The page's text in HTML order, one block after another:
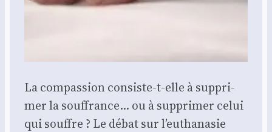
La com­pas­sion consiste-t-elle à sup­pri­
mer la souf­france… ou à sup­pri­mer celui
qui souffre ? Le débat sur l’euthanasie